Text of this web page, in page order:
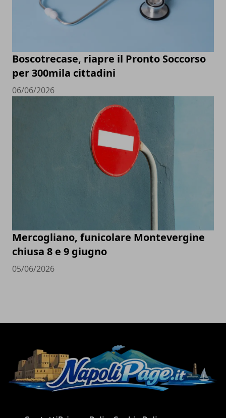
Boscotrecase, riapre il Pronto Soccorso
per 300mila cittadini
06/06/2026
Mercogliano, funicolare Montevergine
chiusa 8 e 9 giugno
05/06/2026